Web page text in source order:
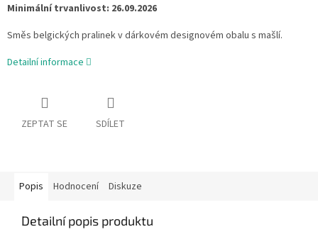
Minimální trvanlivost: 26.09.2026
Směs belgických pralinek v dárkovém designovém obalu s mašlí.
Detailní informace
ZEPTAT SE SDÍLET
Popis Hodnocení Diskuze
Detailní popis produktu